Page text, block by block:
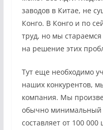
заводов в Китае, не
Конго. В Конго и по
труд, но мы стараемся
на решение этих
Тут еще необходимо
наших конкурентов,
компания. Мы
обычно минимальный
составляет от 100